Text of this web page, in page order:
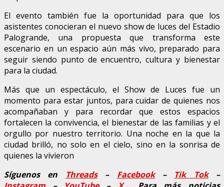
El evento también fue la oportunidad para que los
asistentes conocieran el nuevo show de luces del Estadio
Palogrande, una propuesta que transforma este
escenario en un espacio aún más vivo, preparado para
seguir siendo punto de encuentro, cultura y bienestar
para la ciudad.
Más que un espectáculo, el Show de Luces fue un
momento para estar juntos, para cuidar de quienes nos
acompañaban y para recordar que estos espacios
fortalecen la convivencia, el bienestar de las familias y el
orgullo por nuestro territorio. Una noche en la que la
ciudad brilló, no solo en el cielo, sino en la sonrisa de
quienes la vivieron
Síguenos en
Threads– Facebook– Tik Tok–